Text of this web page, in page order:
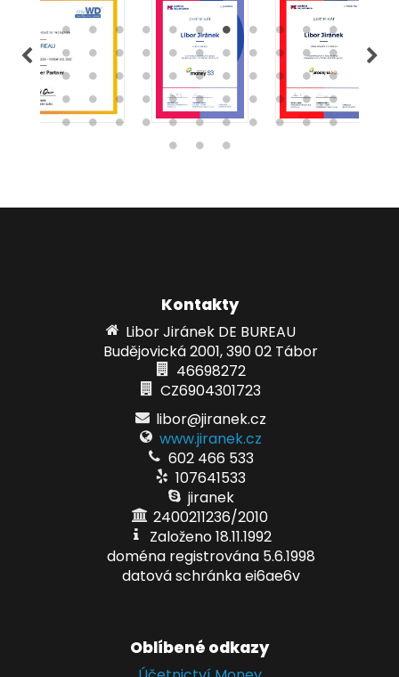
Kontakty
Libor Jiránek DE BUREAU
Budějovická 2001, 390 02 Tábor
46698272
CZ6904301723
libor@jiranek.cz
www.jiranek.cz
602 466 533
107641533
jiranek
2400211236/2010
Založeno 18.11.1992
doména registrována 5.6.1998
datová schránka ei6ae6v
Oblíbené odkazy